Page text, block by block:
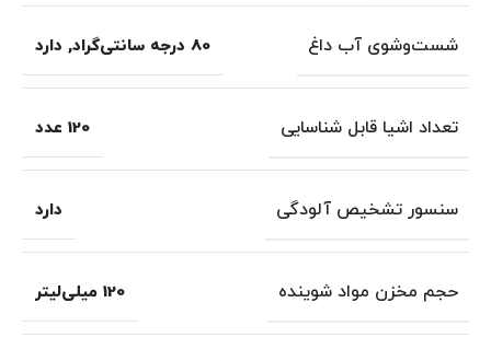
شست‌وشوی آب داغ 80 درجه سانتی‌گراد , دارد
تعداد اشیا قابل شناسایی 120 عدد
سنسور تشخیص آلودگی دارد
حجم مخزن مواد شوینده 120 میلی‌لیتر